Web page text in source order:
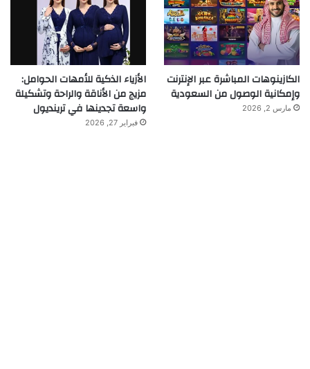
الكازينوهات المباشرة عبر الإنترنت
وإمكانية الوصول من السعودية
مارس 2, 2026
الأزياء الذكية للأمهات الحوامل:
مزيج من الأناقة والراحة وتشكيلة
واسعة تجدينها في ترينديول
فبراير 27, 2026